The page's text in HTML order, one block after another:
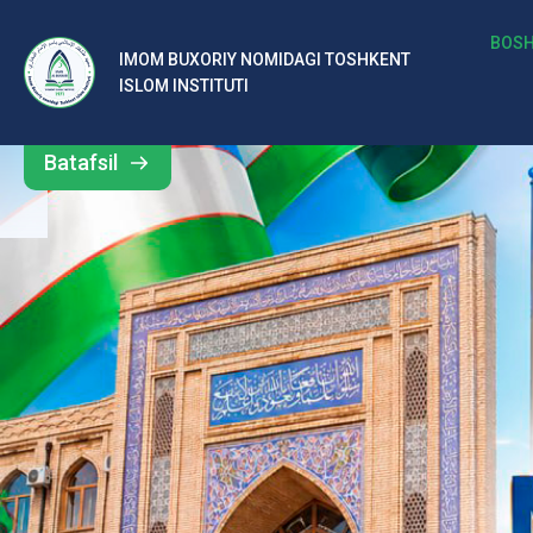
IMOM BUXORIY NOMIDAGI TOSHKENT
ISLOM INSTITUTI
b
al
ar
o‘
rt
a
si
d
Barcha
yangiliklar
Batafsil